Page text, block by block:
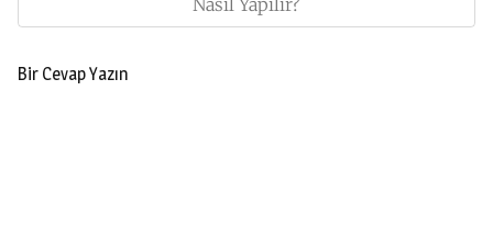
Bir Cevap Yazın